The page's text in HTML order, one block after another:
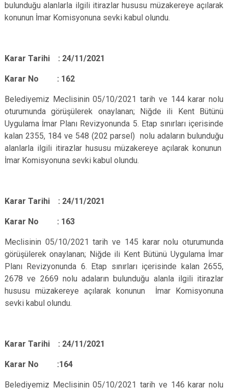
bulunduğu alanlarla ilgili itirazlar hususu müzakereye açılarak
konunun İmar Komisyonuna sevki kabul olundu.
Karar Tarihi : 24/11/2021
Karar No : 162
Belediyemiz Meclisinin 05/10/2021 tarih ve 144 karar nolu
oturumunda görüşülerek onaylanan; Niğde ili Kent Bütünü
Uygulama İmar Planı Revizyonunda 5. Etap sınırları içerisinde
kalan 2355, 184 ve 548 (202 parsel) nolu adaların bulunduğu
alanlarla ilgili itirazlar hususu müzakereye açılarak konunun
İmar Komisyonuna sevki kabul olundu.
Karar Tarihi : 24/11/2021
Karar No : 163
Meclisinin 05/10/2021 tarih ve 145 karar nolu oturumunda
görüşülerek onaylanan; Niğde ili Kent Bütünü Uygulama İmar
Planı Revizyonunda 6. Etap sınırları içerisinde kalan 2655,
2678 ve 2669 nolu adaların bulunduğu alanla ilgili itirazlar
hususu müzakereye açılarak konunun İmar Komisyonuna
sevki kabul olundu.
Karar Tarihi : 24/11/2021
Karar No :164
Belediyemiz Meclisinin 05/10/2021 tarih ve 146 karar nolu